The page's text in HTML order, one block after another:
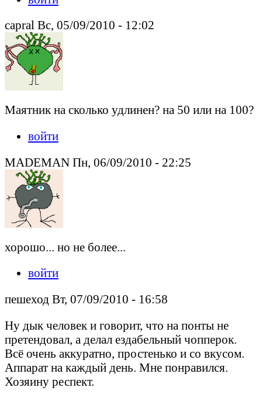
capral Вс, 05/09/2010 - 12:02
Маятник на сколько удлинен? на 50 или на 100?
войти
MADEMAN Пн, 06/09/2010 - 22:25
хорошо... но не более...
войти
пешеход Вт, 07/09/2010 - 16:58
Ну дык человек и говорит, что на понты не
претендовал, а делал ездабельный чопперок.
Всё очень аккуратно, простенько и со вкусом.
Аппарат на каждый день. Мне понравился.
Хозяину респект.